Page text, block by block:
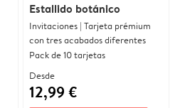
Estallido botánico
Invitaciones | Tarjeta prémium
con tres acabados diferentes
Pack de 10 tarjetas
Desde
12,99 €